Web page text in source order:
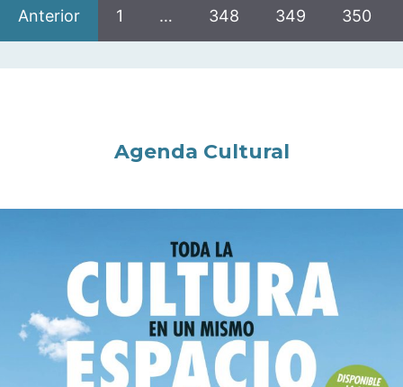
Anterior 1 … 348 349 350
Agenda Cultural